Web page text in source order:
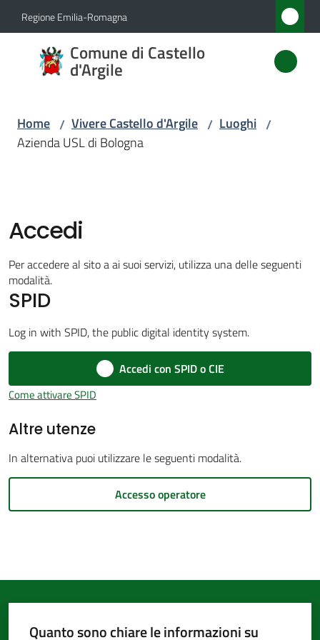
Vai al contenuto
Vai alla navigazione
Vai al footer
Regione Emilia-Romagna
Comune di Castello
d'Argile
Comune
di
Novità
Servizi
Vivere
d'Argile
Menu selezionato
Amministrazione
Trasparente
gli
Home / Vivere Castello d'Argile / Luoghi /
Azienda USL di Bologna
Accedi
Per accedere al sito a ai suoi servizi, utilizza una delle seguenti
modalità.
SPID
Log in with SPID, the public digital identity system.
Accedi con SPID o CIE
Come attivare SPID
Altre utenze
In alternativa puoi utilizzare le seguenti modalità.
Accesso operatore
Quanto sono chiare le informazioni su